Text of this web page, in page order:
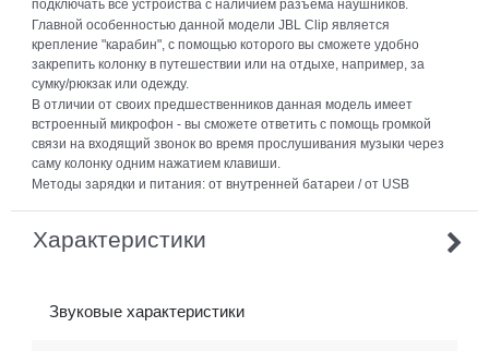
подключать все устройства с наличием разъема наушников.
Главной особенностью данной модели JBL Clip является
крепление "карабин", с помощью которого вы сможете удобно
закрепить колонку в путешествии или на отдыхе, например, за
сумку/рюкзак или одежду.
В отличии от своих предшественников данная модель имеет
встроенный микрофон - вы сможете ответить с помощь громкой
связи на входящий звонок во время прослушивания музыки через
саму колонку одним нажатием клавиши.
Методы зарядки и питания: от внутренней батареи / от USB
Характеристики
Звуковые характеристики